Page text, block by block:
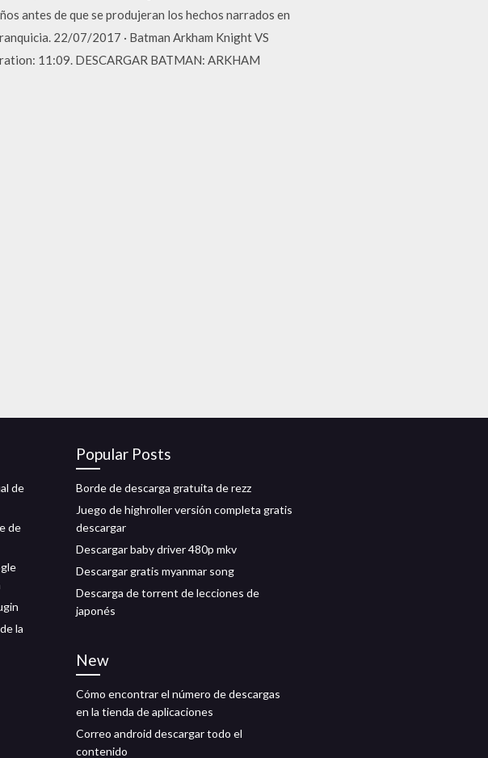
antes de que se produjeran los hechos narrados en
22/07/2017 · Batman Arkham Knight VS
11:09. DESCARGAR BATMAN: ARKHAM
de
de
la
Popular Posts
Borde de descarga gratuita de rezz
Juego de highroller versión completa gratis
descargar
Descargar baby driver 480p mkv
Descargar gratis myanmar song
Descarga de torrent de lecciones de
japonés
New
Cómo encontrar el número de descargas
en la tienda de aplicaciones
Correo android descargar todo el
contenido